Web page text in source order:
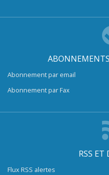
Abonnement par email
Abonnement par Fax
RSS ET
Flux RSS alertes